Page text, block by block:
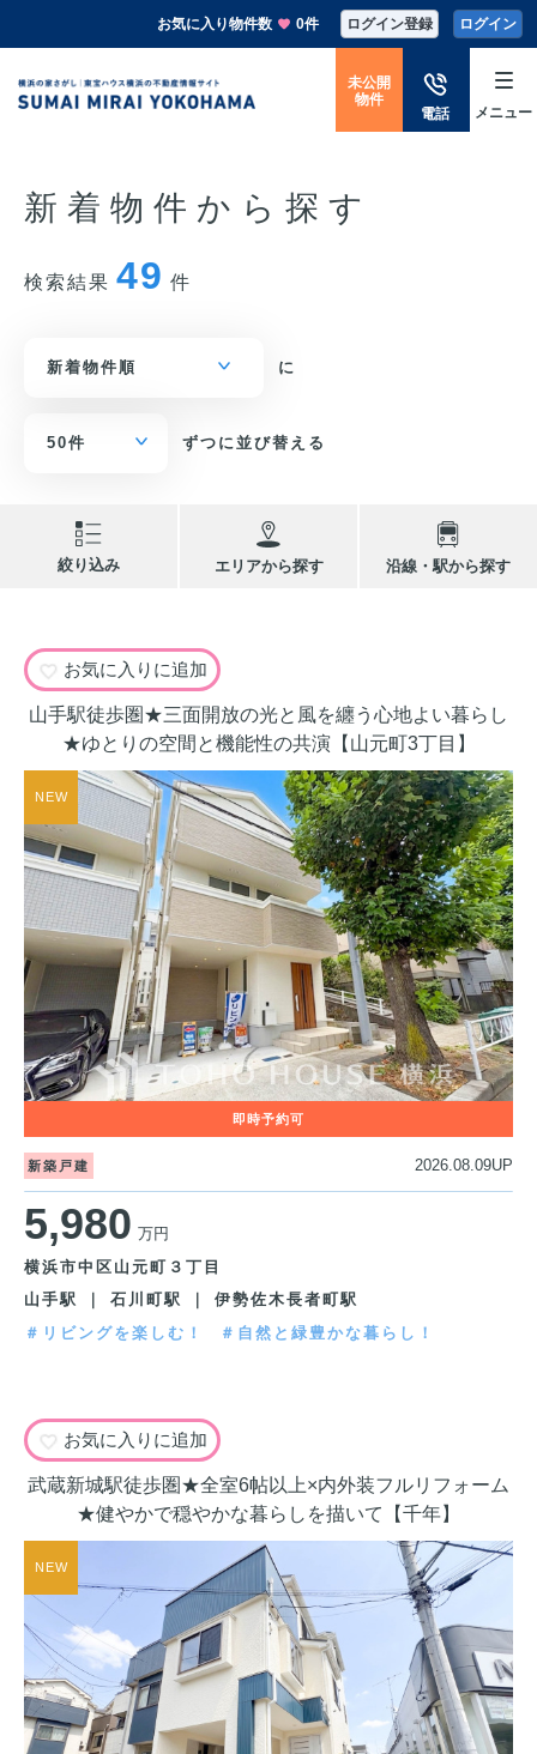
お気に入り物件数 0件 ログイン登録 ログイン
電話
未公開
物件
メニュー
新着物件から探す
検索結果 49 件
に
ずつに並び替える
絞り込み エリアから探す 沿線・駅から探す
お気に入りに追加
山手駅徒歩圏★三面開放の光と風を纏う心地よい暮らし
★ゆとりの空間と機能性の共演【山元町3丁目】
新築戸建 2026.08.09UP
5,980 万円
横浜市中区山元町３丁目
山手駅 ｜ 石川町駅 ｜ 伊勢佐木長者町駅
＃リビングを楽しむ！
＃自然と緑豊かな暮らし！
お気に入りに追加
武蔵新城駅徒歩圏★全室6帖以上×内外装フルリフォーム
★健やかで穏やかな暮らしを描いて【千年】